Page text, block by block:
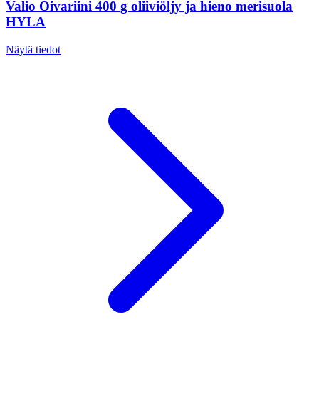
Valio Oivariini 400 g oliiviöljy ja hieno merisuola
HYLA
Näytä tiedot